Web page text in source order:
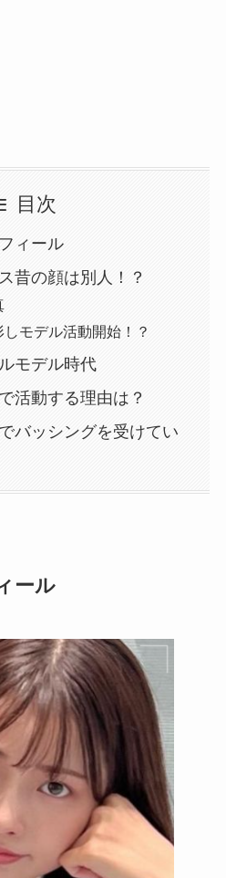
目次
ィール
昔の顔は別人！？
モデル活動開始！？
モデル時代
活動する理由は？
バッシングを受けてい
ール